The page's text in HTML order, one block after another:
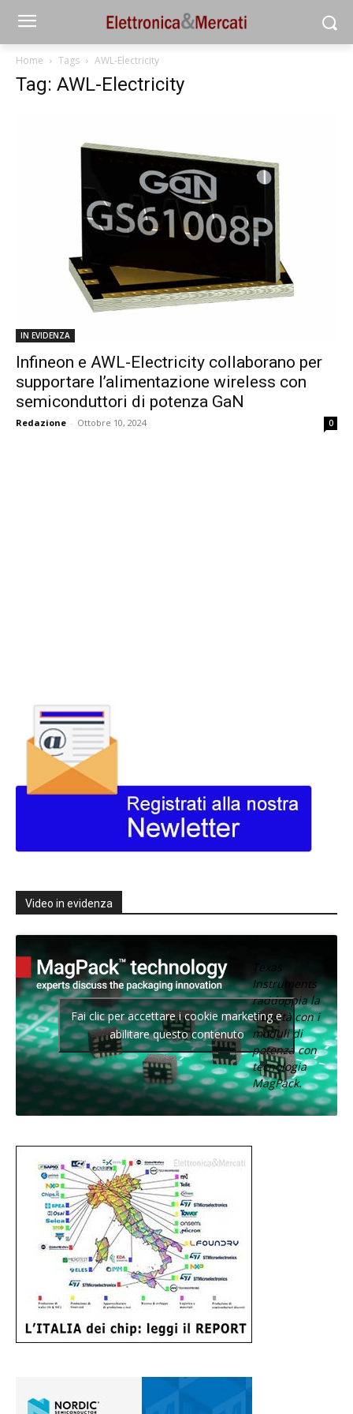
Home Tags AWL-Electricity
Tag: AWL-Electricity
IN EVIDENZA
Infineon e AWL-Electricity collaborano per
supportare l’alimentazione wireless con
semiconduttori di potenza GaN
Redazione - Ottobre 10, 2024 0
Video in evidenza
Texas
Instruments
raddoppia la
densità con i
moduli di
potenza con
tecnologia
MagPack.
Fai clic per accettare i cookie marketing e
abilitare questo contenuto